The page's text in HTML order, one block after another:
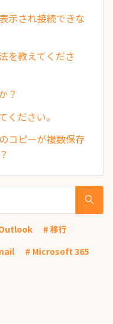
示され接続できな
を教えてくださ
？
ください。
コピーが複数保存
# 移行
# Microsoft 365